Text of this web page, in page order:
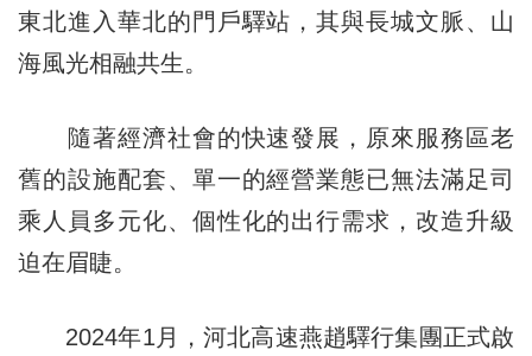
東北進入華北的門戶驛站，其與長城文脈、山
海風光相融共生。
隨著經濟社會的快速發展，原來服務區老
舊的設施配套、單一的經營業態已無法滿足司
乘人員多元化、個性化的出行需求，改造升級
迫在眉睫。
2024年1月，河北高速燕趙驛行集團正式啟